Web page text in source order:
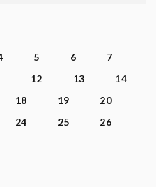
5 6
7
12 13
14
18 19
20
24 25 26